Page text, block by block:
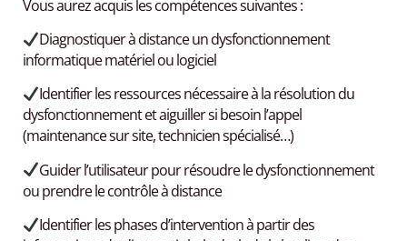
Vous aurez acquis les compétences suivantes :
Diagnostiquer à distance un dysfonctionnement
informatique matériel ou logiciel
Identifier les ressources nécessaire à la résolution du
dysfonctionnement et aiguiller si besoin l’appel
(maintenance sur site, technicien spécialisé…)
Guider l’utilisateur pour résoudre le dysfonctionnement
ou prendre le contrôle à distance
Identifier les phases d’intervention à partir des